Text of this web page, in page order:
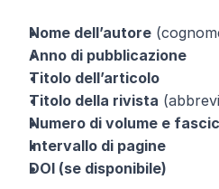
Nome dell’autore
Anno di pubblicazione
Titolo dell’articolo
Titolo della rivista
Numero di volume e
Intervallo di pagine
DOI (se disponibile)